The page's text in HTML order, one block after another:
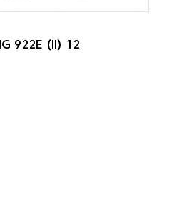
922E (II) 12